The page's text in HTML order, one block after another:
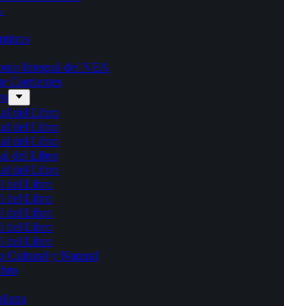
Integral del NEA
Corrientes
del Libro
del Libro
del Libro
del Libro
del Libro
del Libro
del Libro
del Libro
del Libro
del Libro
Cultural y Natural